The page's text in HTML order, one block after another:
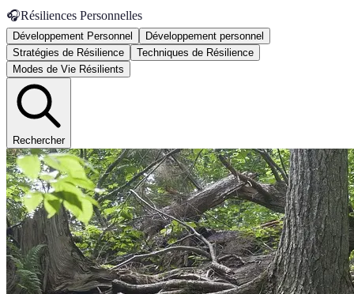
🎧Résiliences Personnelles
Développement Personnel
Développement personnel
Stratégies de Résilience
Techniques de Résilience
Modes de Vie Résilients
Rechercher